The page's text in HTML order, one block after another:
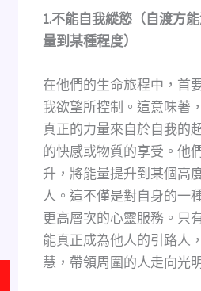
1.不能自我縱慾（自渡方
量到某種程度）
在他們的生命旅程中，首
我欲望所控制。這意味著
真正的力量來自於自我的
的快感或物質的享受。他
升，將能量提升到某個高
人。這不僅是對自身的一
更高層次的心靈服務。只
能真正成為他人的引路人
慧，帶領周圍的人走向光